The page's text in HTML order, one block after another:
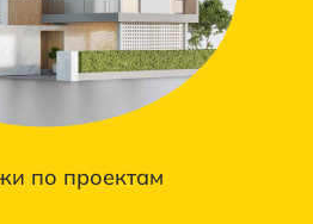
по проектам